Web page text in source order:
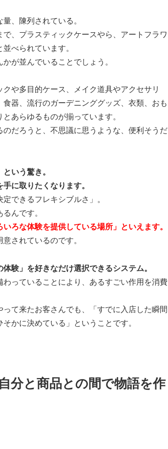
、陳列されている。
、プラスティックケースやら、アートフラワ
べられています。
が並んでいることでしょう。
や多目的ケース、メイク道具やアクセサリ
器、流行のガーデニンググッズ、衣類、おも
あらゆるものが揃っています。
だろうと、不思議に思うような、便利そうだ
いう驚き。
に取りたくなります。
できるフレキシブルさ」。
んです。
ろな体験を提供している場所」といえます。
されているのです。
験」を好きなだけ選択できるシステム。
っていることにより、あるすごい作用を消費
て来たお客さんでも、「すでに入店した瞬間
かに決めている」ということです。
分と商品との間で物語を作